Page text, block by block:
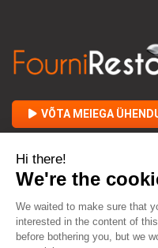
VÕTA MEIEGA
FOURNIRESTO KOHTA
TEIE JA MEIE VAHEL